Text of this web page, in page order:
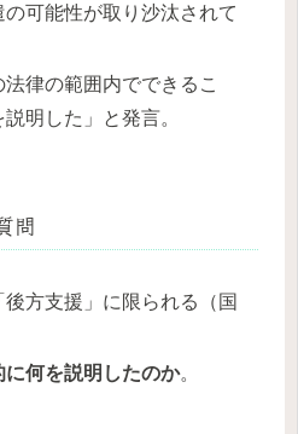
可能性が取り沙汰されて
律の範囲内でできるこ
明した」と発言。
問
方支援」に限られる（国
に何を説明したのか。